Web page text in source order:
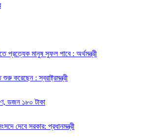
প্রত্যেক মানুষ সুফল পাবে : অর্থমন্ত্রী
করেছেন : স্বরাষ্ট্রমন্ত্রী
ডজন ১৮০ টাকা
দেবে সরকার: প্রধানমন্ত্রী